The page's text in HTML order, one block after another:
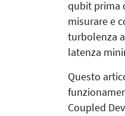
qubit prima
misurare e
turbolenza
latenza
Questo
Coupled